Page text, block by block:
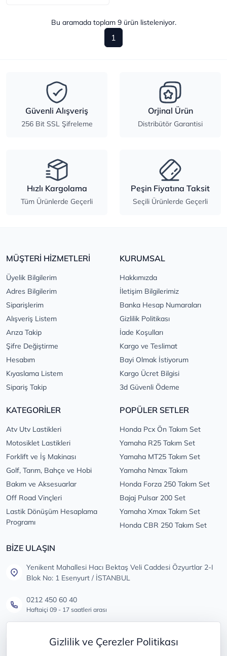
Gizlilik ve Çerezler Politikası
Bu aramada toplam 9ürün listeleniyor.
1
Güvenli Alışveriş
256 Bit SSL Şifreleme
Orjinal Ürün
Distribütör Garantisi
Hızlı Kargolama
Tüm Ürünlerde Geçerli
Peşin Fiyatına Taksit
Seçili Ürünlerde Geçerli
MÜŞTERİ HİZMETLERİ
Üyelik Bilgilerim
Adres Bilgilerim
Siparişlerim
Alışveriş Listem
Arıza Takip
Şifre Değiştirme
Hesabım
Kıyaslama Listem
Sipariş Takip
KURUMSAL
Hakkımızda
İletişim Bilgilerimiz
Banka Hesap Numaraları
Gizlilik Politikası
İade Koşulları
Kargo ve Teslimat
Bayi Olmak İstiyorum
Kargo Ücret Bilgisi
3d Güvenli Ödeme
KATEGORİLER
Atv Utv Lastikleri
Motosiklet Lastikleri
Forklift ve İş Makinası
Golf, Tarım, Bahçe ve Hobi
Bakım ve Aksesuarlar
Off Road Vinçleri
Lastik Dönüşüm Hesaplama
Programı
POPÜLER SETLER
Honda Pcx Ön Takım Set
Yamaha R25 Takım Set
Yamaha MT25 Takım Set
Yamaha Nmax Takım
Honda Forza 250 Takım Set
Bajaj Pulsar 200 Set
Yamaha Xmax Takım Set
Honda CBR 250 Takım Set
BİZE ULAŞIN
Yenikent Mahallesi Hacı Bektaş Veli Caddesi Özyurtlar 2-I
Blok No: 1 Esenyurt / İSTANBUL
0212 450 60 40
Haftaiçi 09 - 17 saatleri arası
Tüm öneri ve şikayetleriniz için